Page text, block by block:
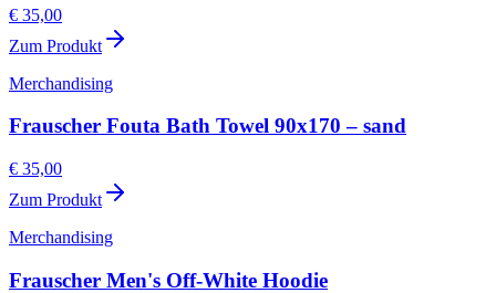
€ 35,00
Zum Produkt
Merchandising
Frauscher Fouta Bath Towel 90x170 – sand
€ 35,00
Zum Produkt
Merchandising
Frauscher Men's Off-White Hoodie